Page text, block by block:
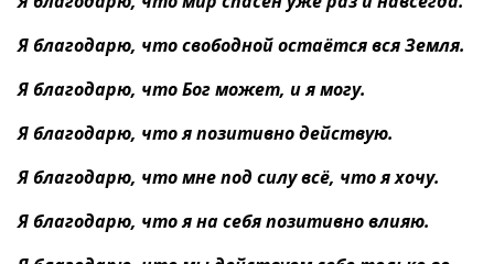
Я благодарю, что свободной остаётся вся Земля.
Я благодарю, что Бог может, и я могу.
Я благодарю, что я позитивно действую.
Я благодарю, что мне под силу всё, что я хочу.
Я благодарю, что я на себя позитивно влияю.